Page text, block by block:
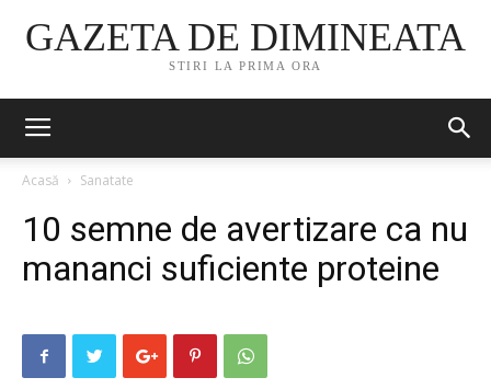
GAZETA DE DIMINEATA
STIRI LA PRIMA ORA
Acasă Sanatate
10 semne de avertizare ca nu
mananci suficiente proteine